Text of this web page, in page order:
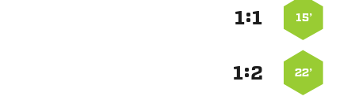
15’
:
22’
: